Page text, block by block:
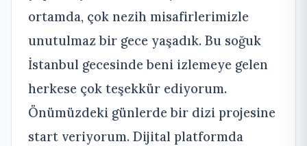
ortamda, çok nezih misafirlerimizle
unutulmaz bir gece yaşadık. Bu soğuk
İstanbul gecesinde beni izlemeye gelen
herkese çok teşekkür ediyorum.
Önümüzdeki günlerde bir dizi projesine
start veriyorum. Dijital platformda